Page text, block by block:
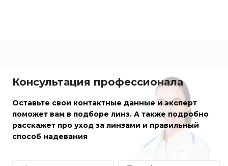
Консультация профессионала
Оставьте свои контактные данные и эксперт
поможет вам в подборе линз. А также подробно
расскажет про уход за линзами и правильный
способ надевания